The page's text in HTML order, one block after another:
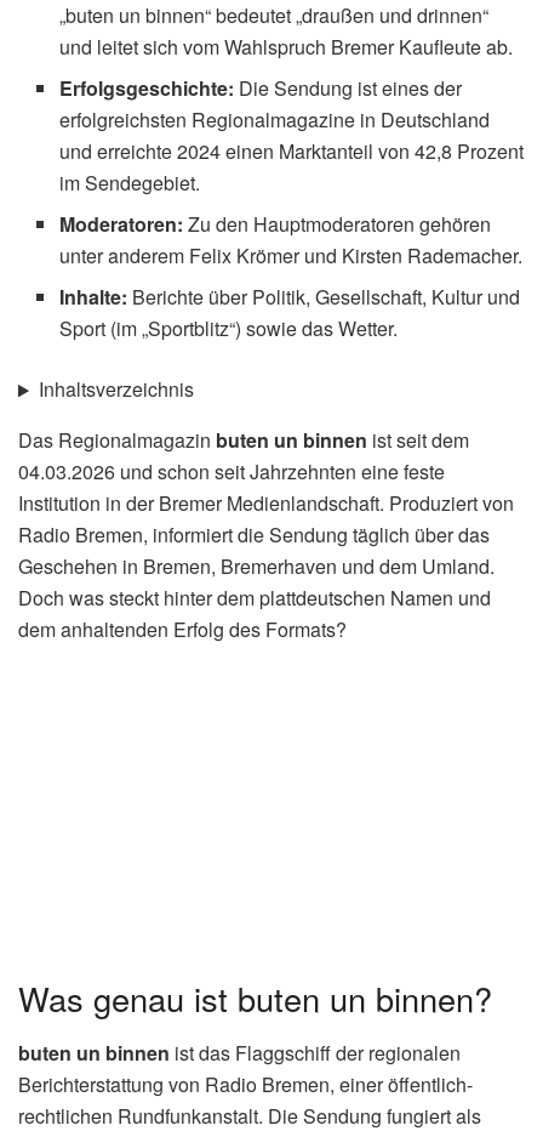
„buten un binnen“ bedeutet „draußen und drinnen“
und leitet sich vom Wahlspruch Bremer Kaufleute ab.
Erfolgsgeschichte: Die Sendung ist eines der
erfolgreichsten Regionalmagazine in Deutschland
und erreichte 2024 einen Marktanteil von 42,8 Prozent
im Sendegebiet.
Moderatoren: Zu den Hauptmoderatoren gehören
unter anderem Felix Krömer und Kirsten Rademacher.
Inhalte: Berichte über Politik, Gesellschaft, Kultur und
Sport (im „Sportblitz“) sowie das Wetter.
Inhaltsverzeichnis
Das Regionalmagazin buten un binnen ist seit dem
04.03.2026 und schon seit Jahrzehnten eine feste
Institution in der Bremer Medienlandschaft. Produziert von
Radio Bremen, informiert die Sendung täglich über das
Geschehen in Bremen, Bremerhaven und dem Umland.
Doch was steckt hinter dem plattdeutschen Namen und
dem anhaltenden Erfolg des Formats?
Was genau ist buten un binnen?
buten un binnen ist das Flaggschiff der regionalen
Berichterstattung von Radio Bremen, einer öffentlich-
rechtlichen Rundfunkanstalt. Die Sendung fungiert als